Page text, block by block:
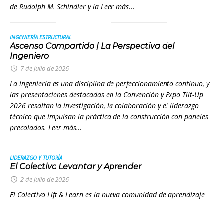
de Rudolph M. Schindler y la Leer más...
INGENIERÍA ESTRUCTURAL
Ascenso Compartido | La Perspectiva del
Ingeniero
7 de julio de 2026
La ingeniería es una disciplina de perfeccionamiento continuo, y
las presentaciones destacadas en la Convención y Expo Tilt-Up
2026 resaltan la investigación, la colaboración y el liderazgo
técnico que impulsan la práctica de la construcción con paneles
precolados. Leer más…
LIDERAZGO Y TUTORÍA
El Colectivo Levantar y Aprender
2 de julio de 2026
El Colectivo Lift & Learn es la nueva comunidad de aprendizaje